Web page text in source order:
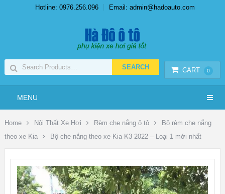
Hotline: 0976.256.096 Email: admin@hadoauto.com
CART 0
MENU
Home Nội Thất Xe Hơi Rèm che nắng ô tô
Bộ rèm che nắng
theo xe Kia
Bộ che nắng theo xe Kia K3 2022 – Loại 1 mới nhất